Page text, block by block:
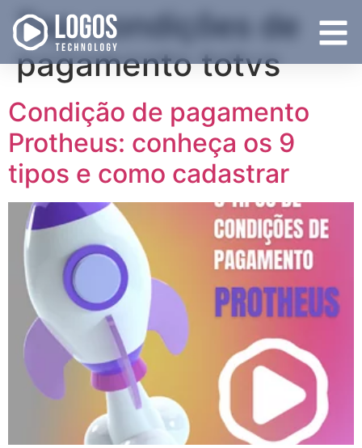
Tag:condições de
pagamento totvs
Condição de pagamento
Protheus: conheça os 9
tipos e como cadastrar